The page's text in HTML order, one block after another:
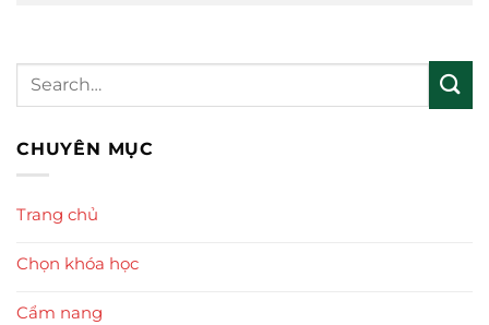
CHUYÊN MỤC
Trang chủ
Chọn khóa học
Cẩm nang